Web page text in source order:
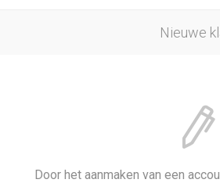
Nieuwe
Door het aanmaken van een